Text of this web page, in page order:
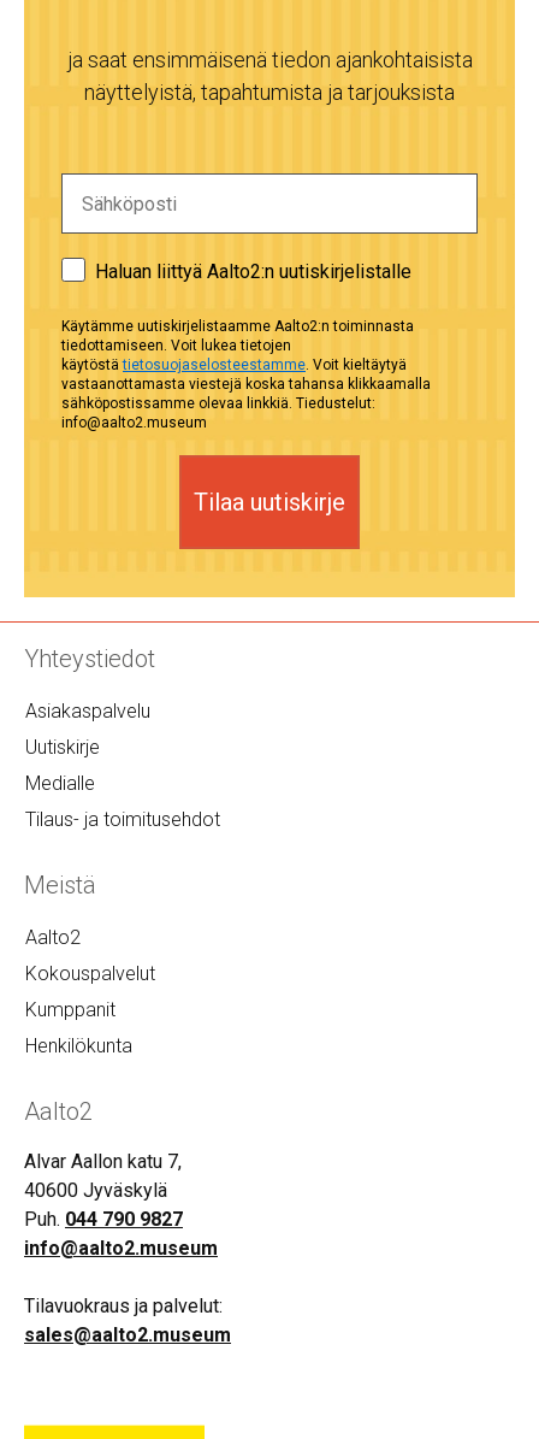
ja saat ensimmäisenä tiedon ajankohtaisista
näyttelyistä, tapahtumista ja tarjouksista
Haluan liittyä Aalto2:n uutiskirjelistalle
Käytämme uutiskirjelistaamme Aalto2:n toiminnasta
tiedottamiseen. Voit lukea tietojen
käytöstätietosuojaselosteestamme. Voit kieltäytyä
vastaanottamasta viestejä koska tahansa klikkaamalla
sähköpostissamme olevaa linkkiä. Tiedustelut:
info@aalto2.museum
Tilaa uutiskirje
Yhteystiedot
Asiakaspalvelu
Uutiskirje
Medialle
Tilaus- ja toimitusehdot
Meistä
Aalto2
Kokouspalvelut
Kumppanit
Henkilökunta
Aalto2
Alvar Aallon katu 7,
40600 Jyväskylä
Puh. 044 790 9827
info@aalto2.museum
Tilavuokraus ja palvelut:
sales@aalto2.museum